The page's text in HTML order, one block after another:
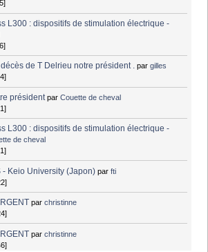
L300 : dispositifs de stimulation électrique -
de T Delrieu notre président . pargilles
président parCouette de cheval
L300 : dispositifs de stimulation électrique -
de cheval
Keio University (Japon) parfti
parchristinne
parchristinne